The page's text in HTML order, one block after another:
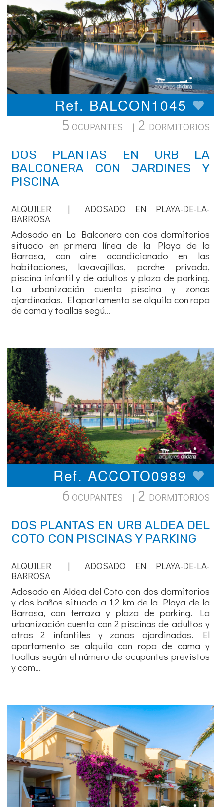
Ref. BALCON1045
5 OCUPANTES | 2 DORMITORIOS
DOS PLANTAS EN URB LA
BALCONERA CON JARDINES Y
PISCINA
ALQUILER | ADOSADO EN PLAYA-DE-LA-
BARROSA
Adosado en La Balconera con dos dormitorios
situado en primera línea de la Playa de la
Barrosa, con aire acondicionado en las
habitaciones, lavavajillas, porche privado,
piscina infantil y de adultos y plaza de parking.
La urbanización cuenta piscina y zonas
ajardinadas. El apartamento se alquila con ropa
de cama y toallas segú...
Ref. ACCOTO0989
6 OCUPANTES | 2 DORMITORIOS
DOS PLANTAS EN URB ALDEA DEL
COTO CON PISCINAS Y PARKING
ALQUILER | ADOSADO EN PLAYA-DE-LA-
BARROSA
Adosado en Aldea del Coto con dos dormitorios
y dos baños situado a 1,2 km de la Playa de la
Barrosa, con terraza y plaza de parking. La
urbanización cuenta con 2 piscinas de adultos y
otras 2 infantiles y zonas ajardinadas. El
apartamento se alquila con ropa de cama y
toallas según el número de ocupantes previstos
y com...